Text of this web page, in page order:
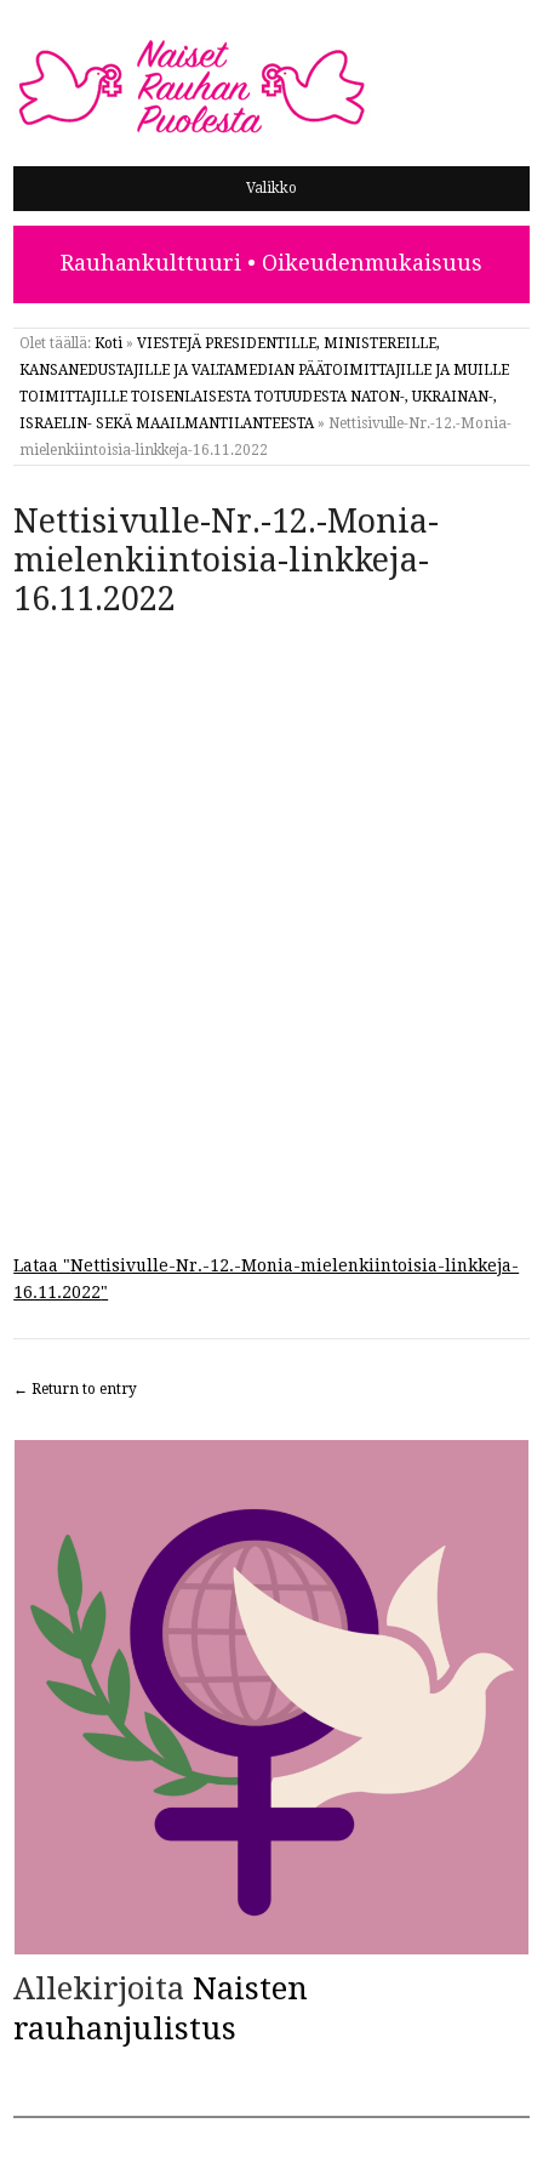
NAISET RAUHAN PUOLESTA
Valikko
Rauhankulttuuri • Oikeudenmukaisuus
Olet täällä: Koti » VIESTEJÄ PRESIDENTILLE, MINISTEREILLE,
KANSANEDUSTAJILLE JA VALTAMEDIAN PÄÄTOIMITTAJILLE JA MUILLE
TOIMITTAJILLE TOISENLAISESTA TOTUUDESTA NATON-, UKRAINAN-,
ISRAELIN- SEKÄ MAAILMANTILANTEESTA » Nettisivulle-Nr.-12.-Monia-
mielenkiintoisia-linkkeja-16.11.2022
Nettisivulle-Nr.-12.-Monia-
mielenkiintoisia-linkkeja-
16.11.2022
Lataa "Nettisivulle-Nr.-12.-Monia-mielenkiintoisia-linkkeja-
16.11.2022"
← Return to entry
Allekirjoita Naisten
rauhanjulistus